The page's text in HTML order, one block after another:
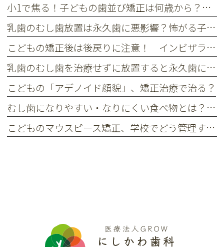
小1で焦る！子どもの歯並び矯正は何歳から？受診を決める3つの基準
乳歯のむし歯放置は永久歯に悪影響？怖がる子供も安心な治療法
こどもの矯正後は後戻りに注意！ インビザライン・ファースト後のリテーナーについて
乳歯のむし歯を治療せずに放置すると永久歯にどんな影響がある？
こどもの「アデノイド顔貌」、矯正治療で治る？
むし歯になりやすい・なりにくい食べ物とは？ お菓子やおやつの選び方
こどものマウスピース矯正、学校でどう管理する？ 失くすのを防ぐポイント